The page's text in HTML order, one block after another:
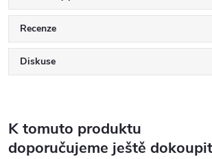
Recenze
Diskuse
K tomuto produktu
doporučujeme ještě dokoupit